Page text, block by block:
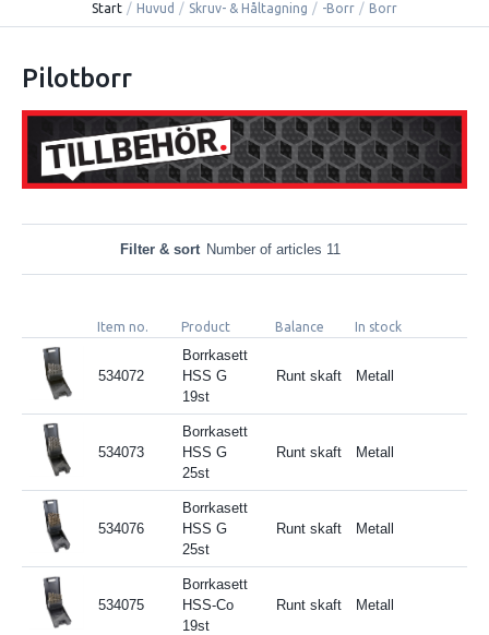
Start / Huvud / Skruv- & Håltagning / -Borr / Borr
Pilotborr
Filter & sort Number of articles 11
Item no. Product Balance In stock
534072
Borrkasett
HSS G
19st
Runt skaft Metall
534073
Borrkasett
HSS G
25st
Runt skaft Metall
534076
Borrkasett
HSS G
25st
Runt skaft Metall
534075
Borrkasett
HSS-Co
19st
Runt skaft Metall